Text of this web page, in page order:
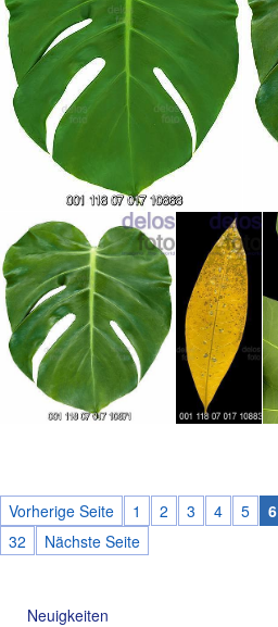
Vorherige Seite 1 2 3 4 5 6
32
Nächste Seite
Neuigkeiten